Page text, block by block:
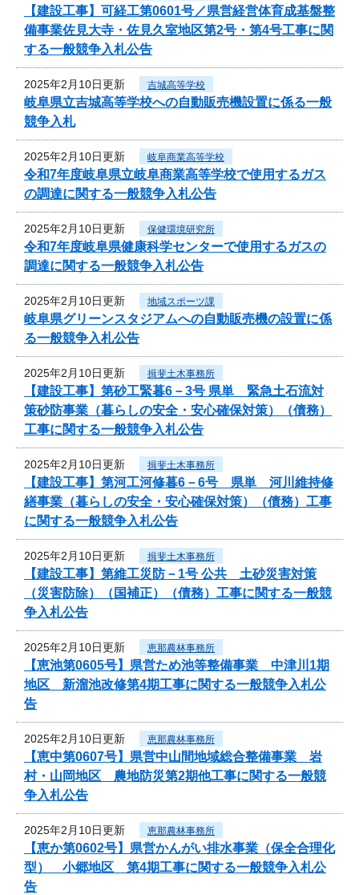
【建設工事】可経工第0601号／県営経営体育成基盤整
備事業佐見大寺・佐見久室地区第2号・第4号工事に関
する一般競争入札公告
2025年2月10日更新 吉城高等学校
岐阜県立吉城高等学校への自動販売機設置に係る一般
競争入札
2025年2月10日更新 岐阜商業高等学校
令和7年度岐阜県立岐阜商業高等学校で使用するガス
の調達に関する一般競争入札公告
2025年2月10日更新 保健環境研究所
令和7年度岐阜県健康科学センターで使用するガスの
調達に関する一般競争入札公告
2025年2月10日更新 地域スポーツ課
岐阜県グリーンスタジアムへの自動販売機の設置に係
る一般競争入札公告
2025年2月10日更新 揖斐土木事務所
【建設工事】第砂工緊暮6－3号 県単 緊急土石流対
策砂防事業（暮らしの安全・安心確保対策）（債務）
工事に関する一般競争入札公告
2025年2月10日更新 揖斐土木事務所
【建設工事】第河工河修暮6－6号 県単 河川維持修
繕事業（暮らしの安全・安心確保対策）（債務）工事
に関する一般競争入札公告
2025年2月10日更新 揖斐土木事務所
【建設工事】第維工災防－1号 公共 土砂災害対策
（災害防除）（国補正）（債務）工事に関する一般競
争入札公告
2025年2月10日更新 恵那農林事務所
【恵池第0605号】県営ため池等整備事業 中津川1期
地区 新溜池改修第4期工事に関する一般競争入札公
告
2025年2月10日更新 恵那農林事務所
【恵中第0607号】県営中山間地域総合整備事業 岩
村・山岡地区 農地防災第2期他工事に関する一般競
争入札公告
2025年2月10日更新 恵那農林事務所
【恵か第0602号】県営かんがい排水事業（保全合理化
型） 小郷地区 第4期工事に関する一般競争入札公
告